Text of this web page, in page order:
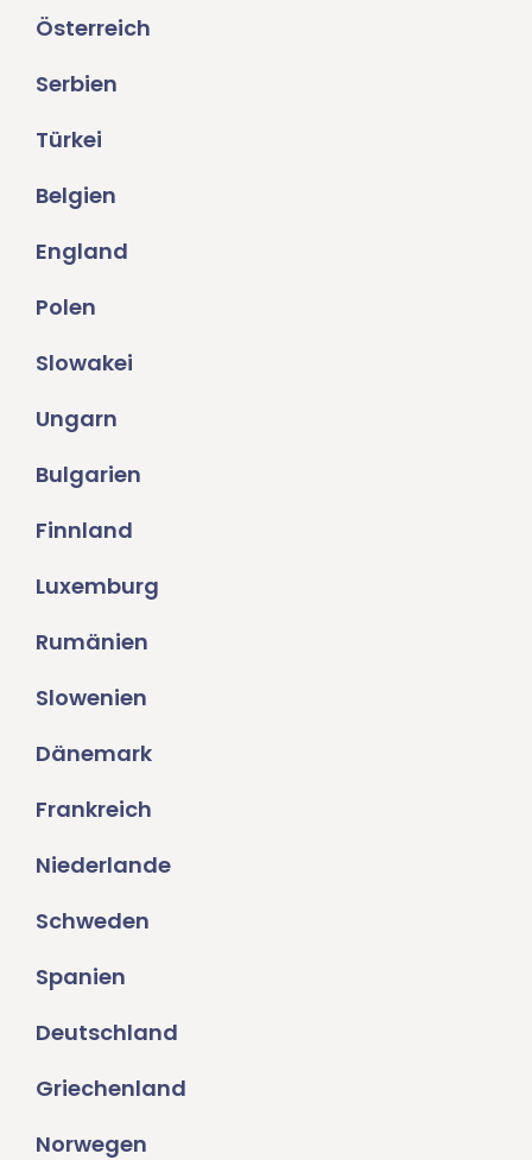
Österreich
Serbien
Türkei
Belgien
England
Polen
Slowakei
Ungarn
Bulgarien
Finnland
Luxemburg
Rumänien
Slowenien
Dänemark
Frankreich
Niederlande
Schweden
Spanien
Deutschland
Griechenland
Norwegen